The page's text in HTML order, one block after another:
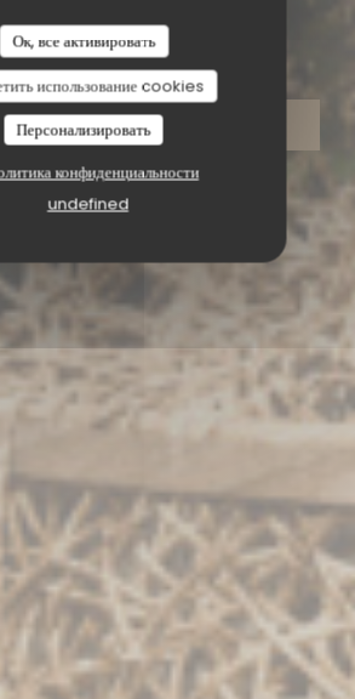
Ок, все активировать
использование cookies
Персонализировать
конфиденциальности
undefined
Gloria Tours
СТОЛИК